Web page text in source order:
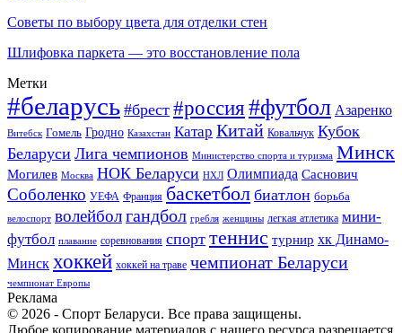
Советы по выбору цвета для отделки стен
Шлифовка паркета — это восстановление пола
Метки
#беларусь #брест #россия#футбол Азаренко
Витебск Гомель Гродно Казахстан Катар Китай Ковальчук Кубок
Беларуси Лига чемпионов Министерство спорта и туризма Минск
Могилев Москва НОК Беларуси НХЛ Олимпиада Саснович
Соболенко УЕФА Франция баскетбол биатлон борьба
велоспорт волейболгандбол гребля женщины легкая атлетика мини-
футбол плавание соревнования спорт теннис турнир хк Динамо-
Минск хоккей хоккей на траве чемпионат Беларуси
чемпионат Европы
Реклама
© 2026 - Спорт Беларуси. Все права защищены.
Любое копирование материалов с нашего ресурса разрешается